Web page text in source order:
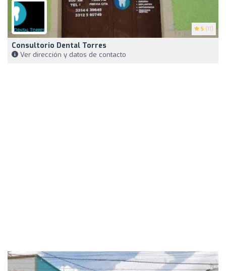
5 (11)
Consultorio Dental Torres
Ver dirección y datos de contacto